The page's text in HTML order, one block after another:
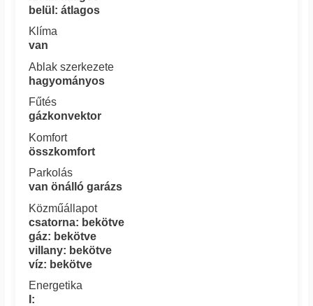
belül: átlagos
Klíma
van
Ablak szerkezete
hagyományos
Fűtés
gázkonvektor
Komfort
összkomfort
Parkolás
van önálló garázs
Közműállapot
csatorna: bekötve
gáz: bekötve
villany: bekötve
víz: bekötve
Energetika
I: